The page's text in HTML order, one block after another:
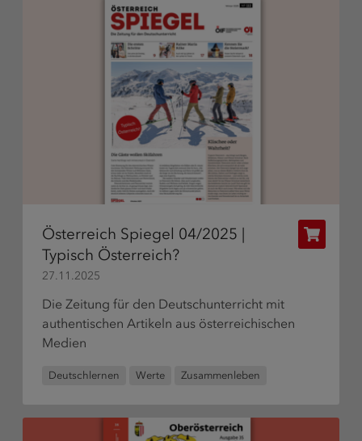
Österreich Spiegel 04/2025 |
Typisch Österreich?
27.11.2025
Die Zeitung für den Deutschunterricht mit
authentischen Artikeln aus österreichischen
Medien
Deutschlernen Werte Zusammenleben